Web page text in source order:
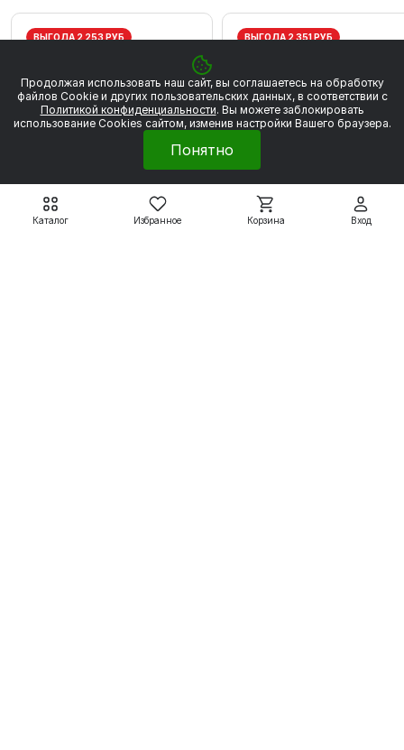
Каталог Избранное Корзина Вход
ВЫГОДА 2 253 РУБ ВЫГОДА 2 351 РУБ
Продолжая использовать наш сайт, вы соглашаетесь на обработку
файлов Сookie и других пользовательских данных, в соответствии с
Политикой конфиденциальности. Вы можете заблокировать
использование Cookies сайтом, изменив настройки Вашего браузера.
Понятно